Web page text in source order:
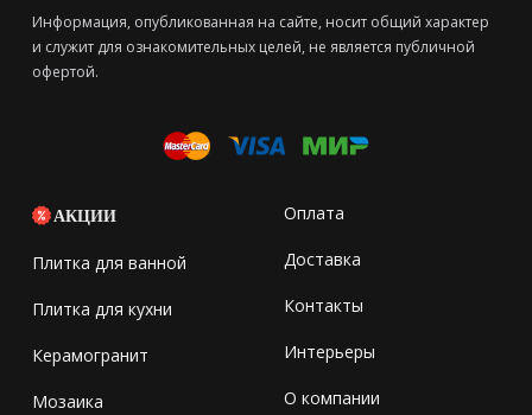
Информация, опубликованная на сайте, носит общий характер
и служит для ознакомительных целей, не является публичной
офертой.
АКЦИИ
Плитка для ванной
Плитка для кухни
Керамогранит
Мозаика
Оплата
Доставка
Контакты
Интерьеры
О компании